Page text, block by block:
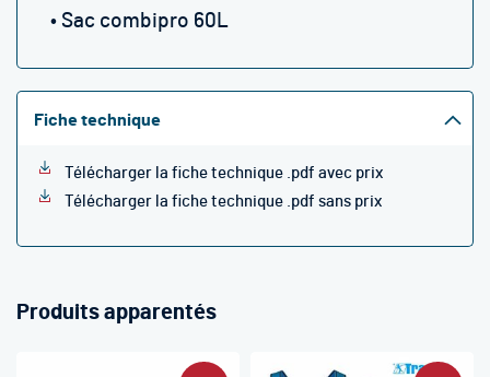
• Sac combipro 60L
Fiche technique
Télécharger la fiche technique .pdf avec prix
Télécharger la fiche technique .pdf sans prix
Produits apparentés